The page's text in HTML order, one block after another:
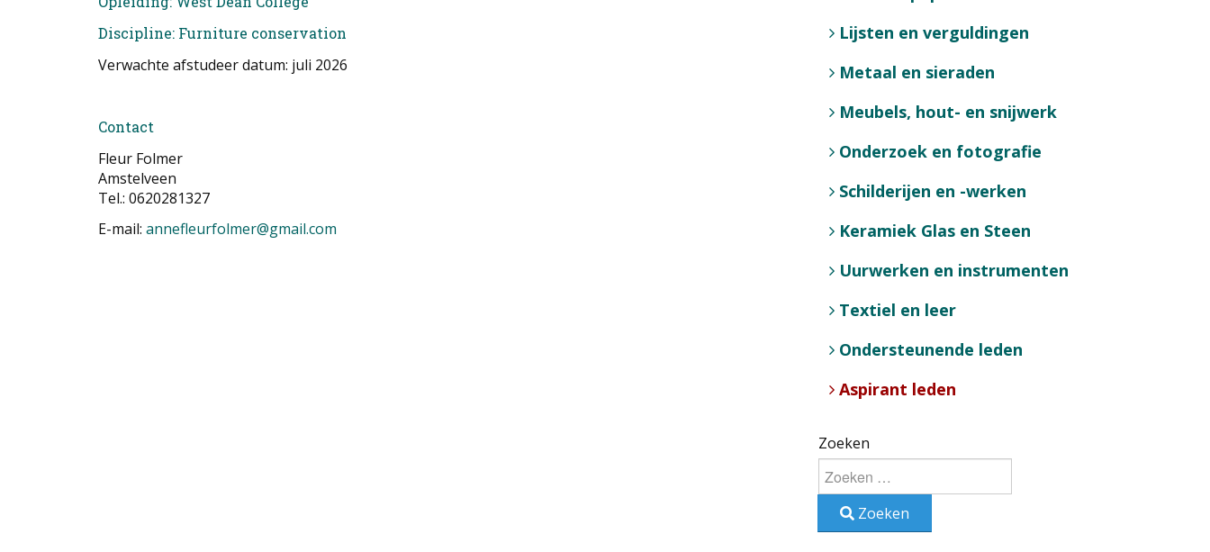
Discipline: Furniture conservation
Verwachte afstudeer datum: juli 2026
Contact
Fleur Folmer
Amstelveen
Tel.: 0620281327
E-mail: annefleurfolmer@gmail.com
Lijsten en verguldingen
Metaal en sieraden
Meubels, hout- en snijwerk
Onderzoek en fotografie
Schilderijen en -werken
Keramiek Glas en Steen
Uurwerken en instrumenten
Textiel en leer
Ondersteunende leden
Aspirant leden
Zoeken
Zoeken